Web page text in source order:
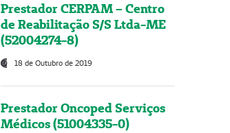
Prestador CERPAM – Centro
de Reabilitação S/S Ltda-ME
(52004274-8)
18 de Outubro de 2019
Prestador Oncoped Serviços
Médicos (51004335-0)